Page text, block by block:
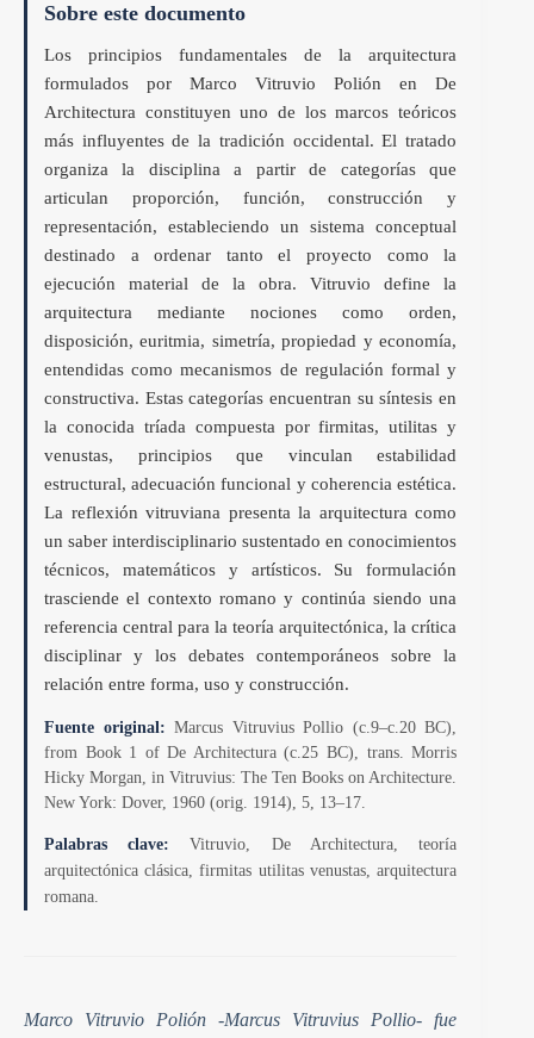
Sobre este documento
Los principios fundamentales de la arquitectura
formulados por Marco Vitruvio Polión en De
Architectura constituyen uno de los marcos teóricos
más influyentes de la tradición occidental. El tratado
organiza la disciplina a partir de categorías que
articulan proporción, función, construcción y
representación, estableciendo un sistema conceptual
destinado a ordenar tanto el proyecto como la
ejecución material de la obra. Vitruvio define la
arquitectura mediante nociones como orden,
disposición, euritmia, simetría, propiedad y economía,
entendidas como mecanismos de regulación formal y
constructiva. Estas categorías encuentran su síntesis en
la conocida tríada compuesta por firmitas, utilitas y
venustas, principios que vinculan estabilidad
estructural, adecuación funcional y coherencia estética.
La reflexión vitruviana presenta la arquitectura como
un saber interdisciplinario sustentado en conocimientos
técnicos, matemáticos y artísticos. Su formulación
trasciende el contexto romano y continúa siendo una
referencia central para la teoría arquitectónica, la crítica
disciplinar y los debates contemporáneos sobre la
relación entre forma, uso y construcción.
Fuente original: Marcus Vitruvius Pollio (c.9–c.20 BC),
from Book 1 of De Architectura (c.25 BC), trans. Morris
Hicky Morgan, in Vitruvius: The Ten Books on Architecture.
New York: Dover, 1960 (orig. 1914), 5, 13–17.
Palabras clave: Vitruvio, De Architectura, teoría
arquitectónica clásica, firmitas utilitas venustas, arquitectura
romana.
Marco Vitruvio Polión -Marcus Vitruvius Pollio- fue